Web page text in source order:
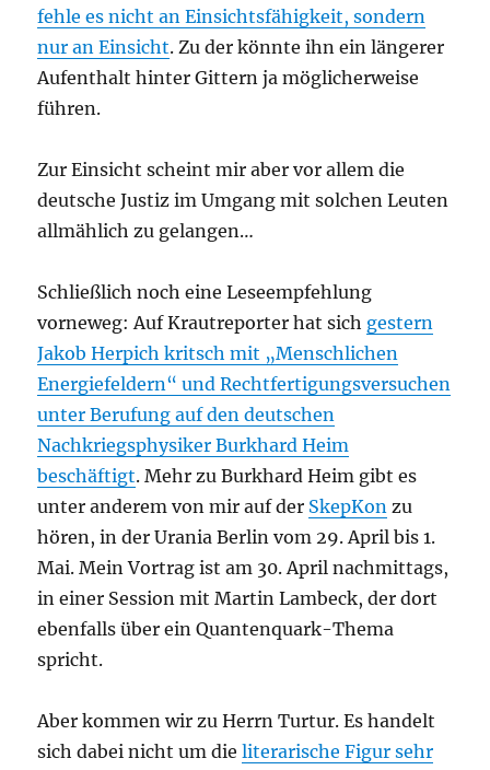
fehle es nicht an Einsichtsfähigkeit, sondern
nur an Einsicht. Zu der könnte ihn ein längerer
Aufenthalt hinter Gittern ja möglicherweise
führen.
Zur Einsicht scheint mir aber vor allem die
deutsche Justiz im Umgang mit solchen Leuten
allmählich zu gelangen…
Schließlich noch eine Leseempfehlung
vorneweg: Auf Krautreporter hat sich gestern
Jakob Herpich kritsch mit „Menschlichen
Energiefeldern“ und Rechtfertigungsversuchen
unter Berufung auf den deutschen
Nachkriegsphysiker Burkhard Heim
beschäftigt. Mehr zu Burkhard Heim gibt es
unter anderem von mir auf der SkepKon zu
hören, in der Urania Berlin vom 29. April bis 1.
Mai. Mein Vortrag ist am 30. April nachmittags,
in einer Session mit Martin Lambeck, der dort
ebenfalls über ein Quantenquark-Thema
spricht.
Aber kommen wir zu Herrn Turtur. Es handelt
sich dabei nicht um dieliterarische Figur sehr